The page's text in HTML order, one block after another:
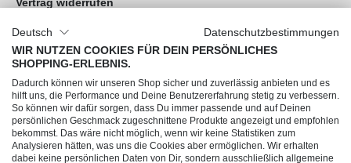
Vertrag widerrufen
Cookie-Einstellungen
Du hast Fragen?
Unsere Socials
Deutsch
Datenschutzbestimmungen
WIR NUTZEN COOKIES FÜR DEIN PERSÖNLICHES
SHOPPING-ERLEBNIS.
Dadurch können wir unseren Shop sicher und zuverlässig anbieten und es
hilft uns, die Performance und Deine Benutzererfahrung stetig zu verbessern.
So können wir dafür sorgen, dass Du immer passende und auf Deinen
persönlichen Geschmack zugeschnittene Produkte angezeigt und empfohlen
bekommst. Das wäre nicht möglich, wenn wir keine Statistiken zum
Analysieren hätten, was uns die Cookies aber ermöglichen. Wir erhalten
dabei keine persönlichen Daten von Dir, sondern ausschließlich allgemeine